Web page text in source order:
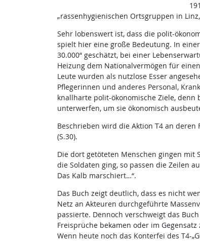
„rassenhygienischen Ortsgruppen in Linz,
Sehr lobenswert ist, dass die polit-
spielt hier eine große Bedeutung. In
30.000“ geschätzt, bei einer
Heizung dem Nationalvermögen für
Leute wurden als nutzlose Esser
Pflegerinnen und anderes Personal,
knallharte polit-ökonomische Ziele,
unterwerfen, um sie ökonomisch
Beschrieben wird die Aktion T4 an deren
(S.30).
Die dort getöteten Menschen gingen mit
die Soldaten ging, so passen die Zeilen
Das Kalb marschiert…“.
Das Buch zeigt deutlich, dass es nicht
Netz an Akteuren durchgeführte
passierte. Dennoch verschweigt das
Freisprüche bekamen oder im
Wenn heute noch das Konterfei des T4-